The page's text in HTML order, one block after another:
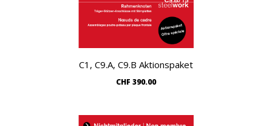
Warenkorb
C1, C9.A, C9.B Aktionspaket
CHF 390.00